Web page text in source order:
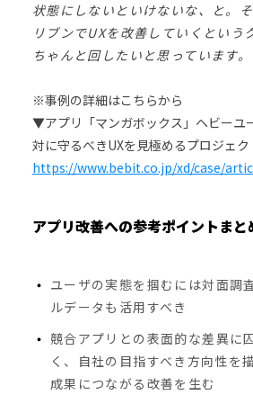
状態にしないといけないな、と。
リブンでUXを改善していくという
ちゃんと回したいと思っています。
※事例の詳細はこちらから
▼アプリ「マンガボックス」ヘビーユ
対に守るべきUXを見極めるプロジェク
https://www.bebit.co.jp/xd/case/
アプリ改善への参考ポイントまと
ユーザの実態を掴むには対面調
ルデータも活用すべき
競合アプリとの表面的な差異に
く、自社の目指すべき方向性を
成果につながる改善を生む